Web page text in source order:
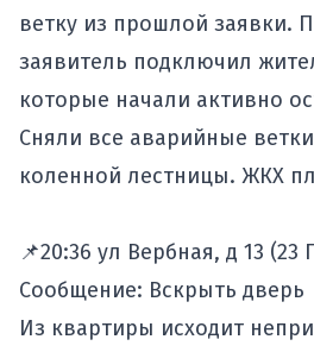
ветку из прошлой заявки.
заявитель подключил
которые начали активно
Сняли все аварийные
коленной лестницы. ЖКХ
📌20:36 ул Вербная, д 13 (23
Сообщение: Вскрыть дверь
Из квартиры исходит